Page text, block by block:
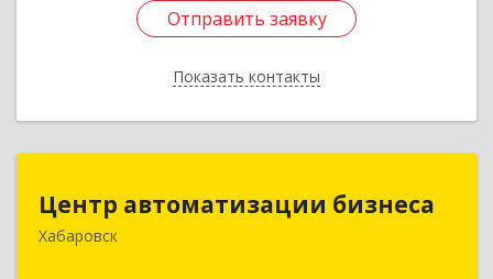
Отправить заявку
Показать контакты
Отправить заявку
Назад
Центр автоматизации бизнеса
Хабаровск
Центр автоматизации бизнеса
680030, Хабаровский край, Хабаровск г, Ленина